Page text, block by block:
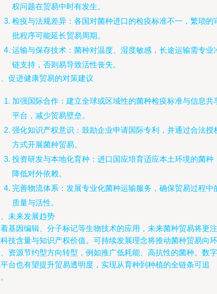
权问题在贸易中时有发生。
检疫与法规差异：各国对菌种进口的检疫标准不一，繁琐的
批程序可能延长贸易周期。
运输与保存技术：菌种对温度、湿度敏感，长途运输需专业
链支持，否则易导致活性丧失。
促进健康贸易的对策建议
加强国际合作：建立全球或区域性的菌种检疫标准与信息共
平台，减少贸易壁垒。
强化知识产权意识：鼓励企业申请国际专利，并通过合法授
方式开展菌种贸易。
投资研发与本地化育种：进口国应培育适应本土环境的菌种
降低对外依赖。
完善物流体系：发展专业化菌种运输服务，确保贸易过程中
质量与活性。
未来发展趋势
基因编辑、分子标记等生物技术的应用，未来菌种贸易将更注
技含量与知识产权价值。可持续发展理念将推动菌种贸易向环
资源节约型方向转型，例如推广低耗能、高抗性的菌种。数字
台也有望提升贸易透明度，实现从育种到种植的全链条可追